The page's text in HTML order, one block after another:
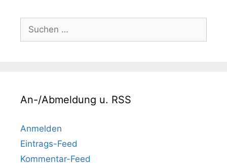
nach:
An-/Abmeldung u. RSS
Anmelden
Eintrags-Feed
Kommentar-Feed